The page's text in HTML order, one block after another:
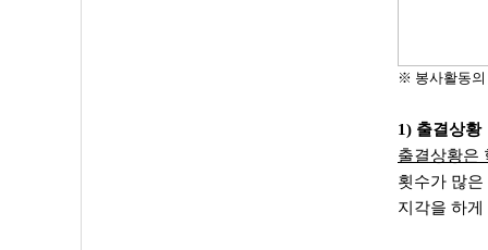
※ 봉사활동의
1) 출결상황
출결상황은
횟수가 많
지각을 하